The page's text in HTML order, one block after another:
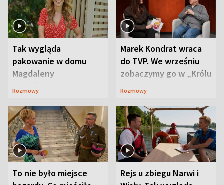
Tak wygląda
pakowanie w domu
Magdaleny
Waligórskiej-Lisieckiej.
Rozmowy
Marek Kondrat wraca
do TVP. We wrześniu
zobaczymy go w „Królu
Maciusiu I”
Rozmowy
To nie było miejsce
Rejs u zbiegu Narwi i